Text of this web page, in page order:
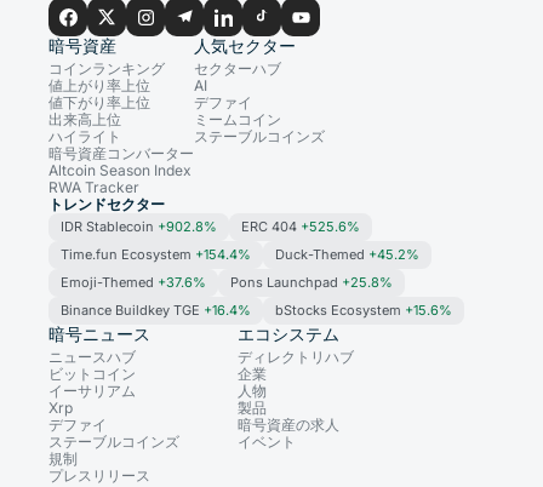
暗号資産
コインランキング
値上がり率上位
値下がり率上位
出来高上位
ハイライト
暗号資産コンバーター
Altcoin Season Index
RWA Tracker
人気セクター
セクターハブ
AI
デファイ
ミームコイン
ステーブルコインズ
トレンドセクター
IDR Stablecoin +902.8% ERC 404 +525.6%
Time.fun Ecosystem +154.4% Duck-Themed +45.2%
Emoji-Themed +37.6% Pons Launchpad +25.8%
Binance Buildkey TGE +16.4% bStocks Ecosystem +15.6%
暗号ニュース
ニュースハブ
ビットコイン
イーサリアム
Xrp
デファイ
ステーブルコインズ
規制
プレスリリース
エコシステム
ディレクトリハブ
企業
人物
製品
暗号資産の求人
イベント